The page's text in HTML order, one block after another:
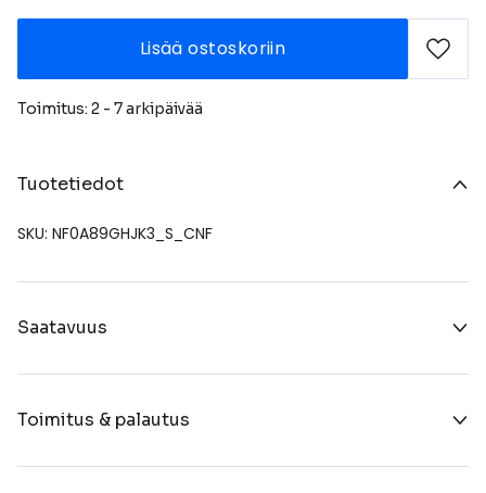
Lisää ostoskoriin
Toimitus: 2 - 7 arkipäivää
Tuotetiedot
SKU: NF0A89GHJK3_S_CNF
Saatavuus
Toimitus & palautus